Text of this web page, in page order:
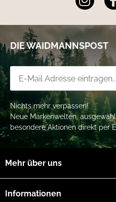
DIE WAIDMANNSPOST
Nichts mehr verpassen!
Neue Markenwelten,
besondere Aktionen direkt per
Mehr über uns
Informationen